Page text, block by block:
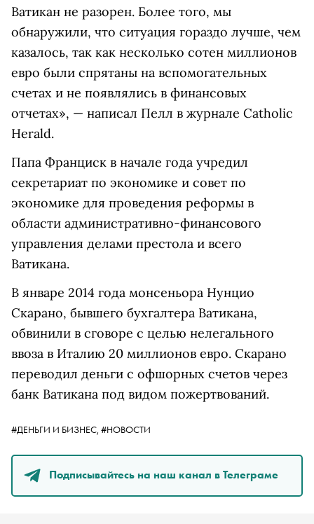
Ватикан не разорен. Более того, мы
обнаружили, что ситуация гораздо лучше, чем
казалось, так как несколько сотен миллионов
евро были спрятаны на вспомогательных
счетах и не появлялись в финансовых
отчетах», — написал Пелл в журнале Catholic
Herald.
Папа Франциск в начале года учредил
секретариат по экономике и совет по
экономике для проведения реформы в
области административно-финансового
управления делами престола и всего
Ватикана.
В январе 2014 года монсеньора Нунцио
Скарано, бывшего бухгалтера Ватикана,
обвинили в сговоре с целью нелегального
ввоза в Италию 20 миллионов евро. Скарано
переводил деньги с офшорных счетов через
банк Ватикана под видом пожертвований.
#ДЕНЬГИ И БИЗНЕС, #НОВОСТИ
Подписывайтесь на наш канал в Телеграме